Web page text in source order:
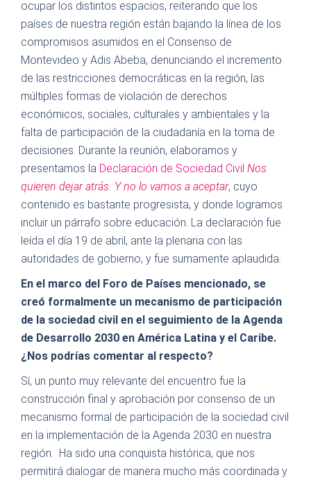
ocupar los distintos espacios, reiterando que los
países de nuestra región están bajando la línea de los
compromisos asumidos en el Consenso de
Montevideo y Adis Abeba, denunciando el incremento
de las restricciones democráticas en la región, las
múltiples formas de violación de derechos
económicos, sociales, culturales y ambientales y la
falta de participación de la ciudadanía en la toma de
decisiones. Durante la reunión, elaboramos y
presentamos la Declaración de Sociedad Civil Nos
quieren dejar atrás. Y no lo vamos a aceptar, cuyo
contenido es bastante progresista, y donde logramos
incluir un párrafo sobre educación. La declaración fue
leída el día 19 de abril, ante la plenaria con las
autoridades de gobierno, y fue sumamente aplaudida.
En el marco del Foro de Países mencionado, se
creó formalmente un mecanismo de participación
de la sociedad civil en el seguimiento de la Agenda
de Desarrollo 2030 en América Latina y el Caribe.
¿ Nos podrías comentar al respecto?
Sí, un punto muy relevante del encuentro fue la
construcción final y aprobación por consenso de un
mecanismo formal de participación de la sociedad civil
en la implementación de la Agenda 2030 en nuestra
región. Ha sido una conquista histórica, que nos
permitirá dialogar de manera mucho más coordinada y